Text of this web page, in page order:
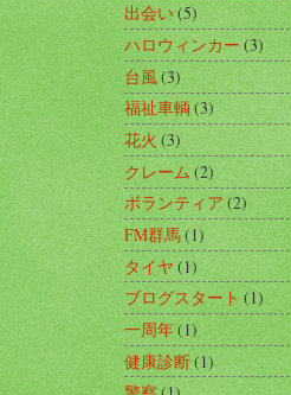
出会い(5)
ハロウィンカー(3)
台風(3)
福祉車輌 (3)
花火(3)
クレーム(2)
ボランティア(2)
FM群馬(1)
タイヤ(1)
ブログスタート(1)
一周年(1)
健康診断(1)